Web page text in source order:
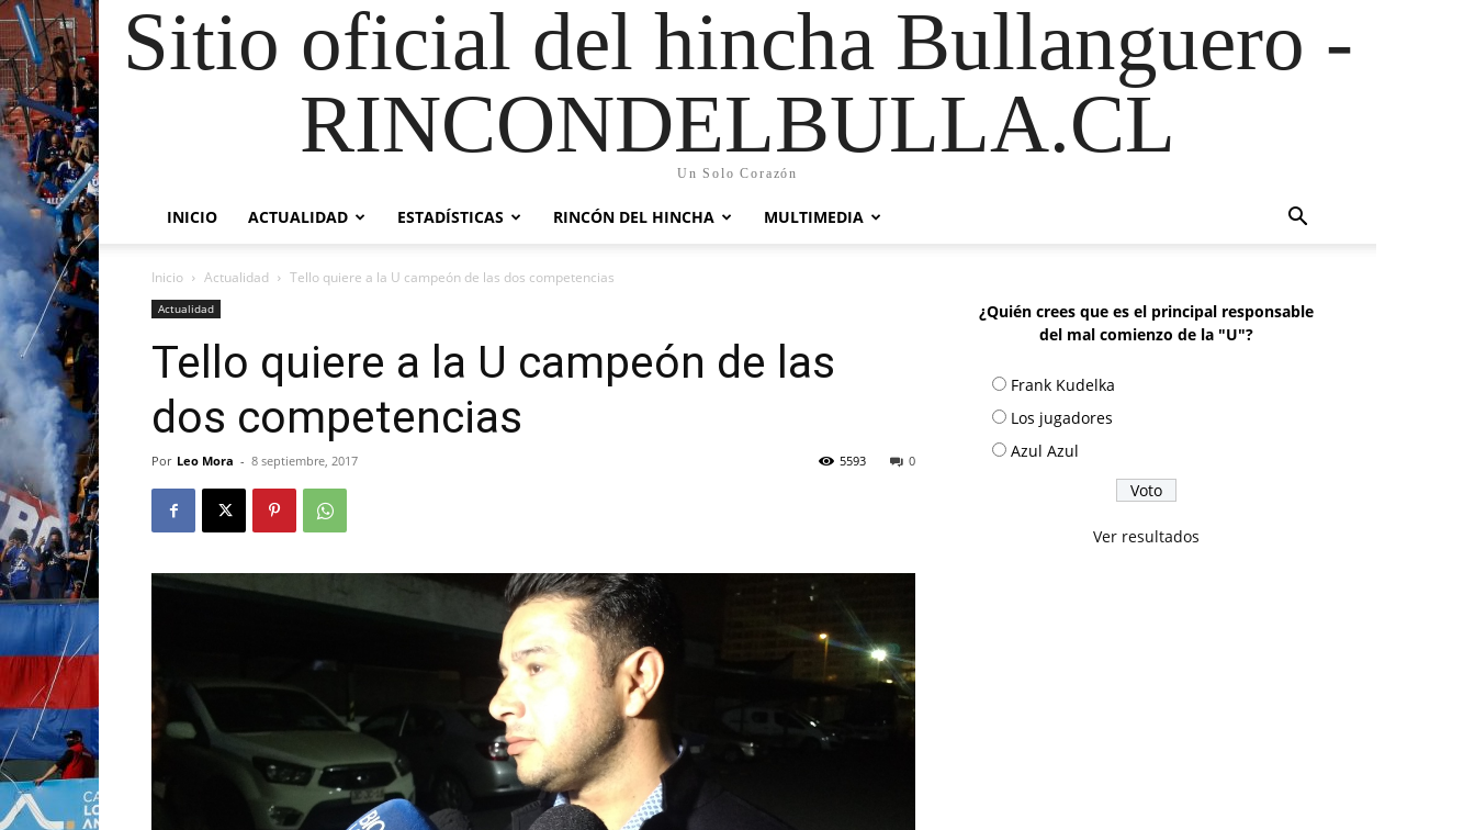
Sitio oficial del hincha Bullanguero -
RINCONDELBULLA.CL
Un Solo Corazón
INICIO ACTUALIDAD ESTADÍSTICAS RINCÓN DEL HINCHA MULTIMEDIA
Inicio Actualidad Tello quiere a la U campeón de las dos competencias
Actualidad
Tello quiere a la U campeón de las
dos competencias
Por Leo Mora - 8 septiembre, 2017 0
5593
¿Quién crees que es el principal responsable
del mal comienzo de la "U"?
Frank Kudelka
Los jugadores
Azul Azul
Ver resultados